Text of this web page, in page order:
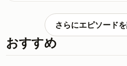
した。タイトル：大腸
https://amzn.to/
奨】最近のkindl
https://
vt/?
が初めての方はこちらが
さらにエピソード
おすすめ